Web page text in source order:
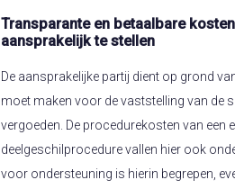
Transparante en betaalbare
aansprakelijk te stellen
De aansprakelijke partij dient op grond
moet maken voor de vaststelling van de
vergoeden. De procedurekosten van een
deelgeschilprocedure vallen hier ook
voor ondersteuning is hierin begrepen,